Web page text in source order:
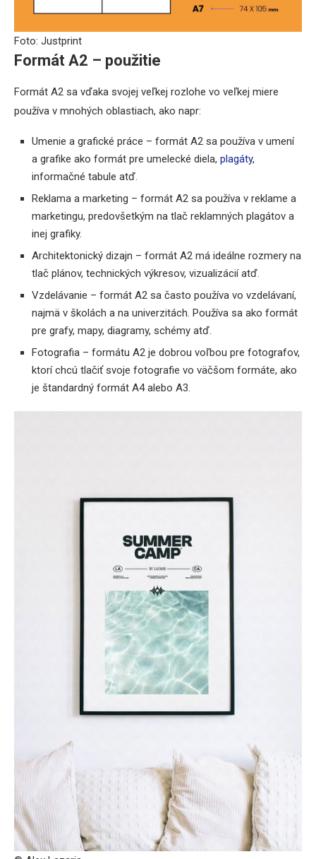
Foto: Justprint
Formát A2 – použitie
Formát A2 sa vďaka svojej veľkej rozlohe vo veľkej miere
používa v mnohých oblastiach, ako napr:
Umenie a grafické práce – formát A2 sa používa v umení
a grafike ako formát pre umelecké diela, plagáty,
informačné tabule atď.
Reklama a marketing – formát A2 sa používa v reklame a
marketingu, predovšetkým na tlač reklamných plagátov a
inej grafiky.
Architektonický dizajn – formát A2 má ideálne rozmery na
tlač plánov, technických výkresov, vizualizácií atď.
Vzdelávanie – formát A2 sa často používa vo vzdelávaní,
najmä v školách a na univerzitách. Používa sa ako formát
pre grafy, mapy, diagramy, schémy atď.
Fotografia – formátu A2 je dobrou voľbou pre fotografov,
ktorí chcú tlačiť svoje fotografie vo väčšom formáte, ako
je štandardný formát A4 alebo A3.